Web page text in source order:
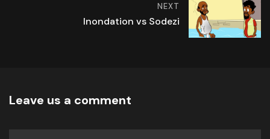
NEXT
Inondation vs Sodezi
Leave us a comment